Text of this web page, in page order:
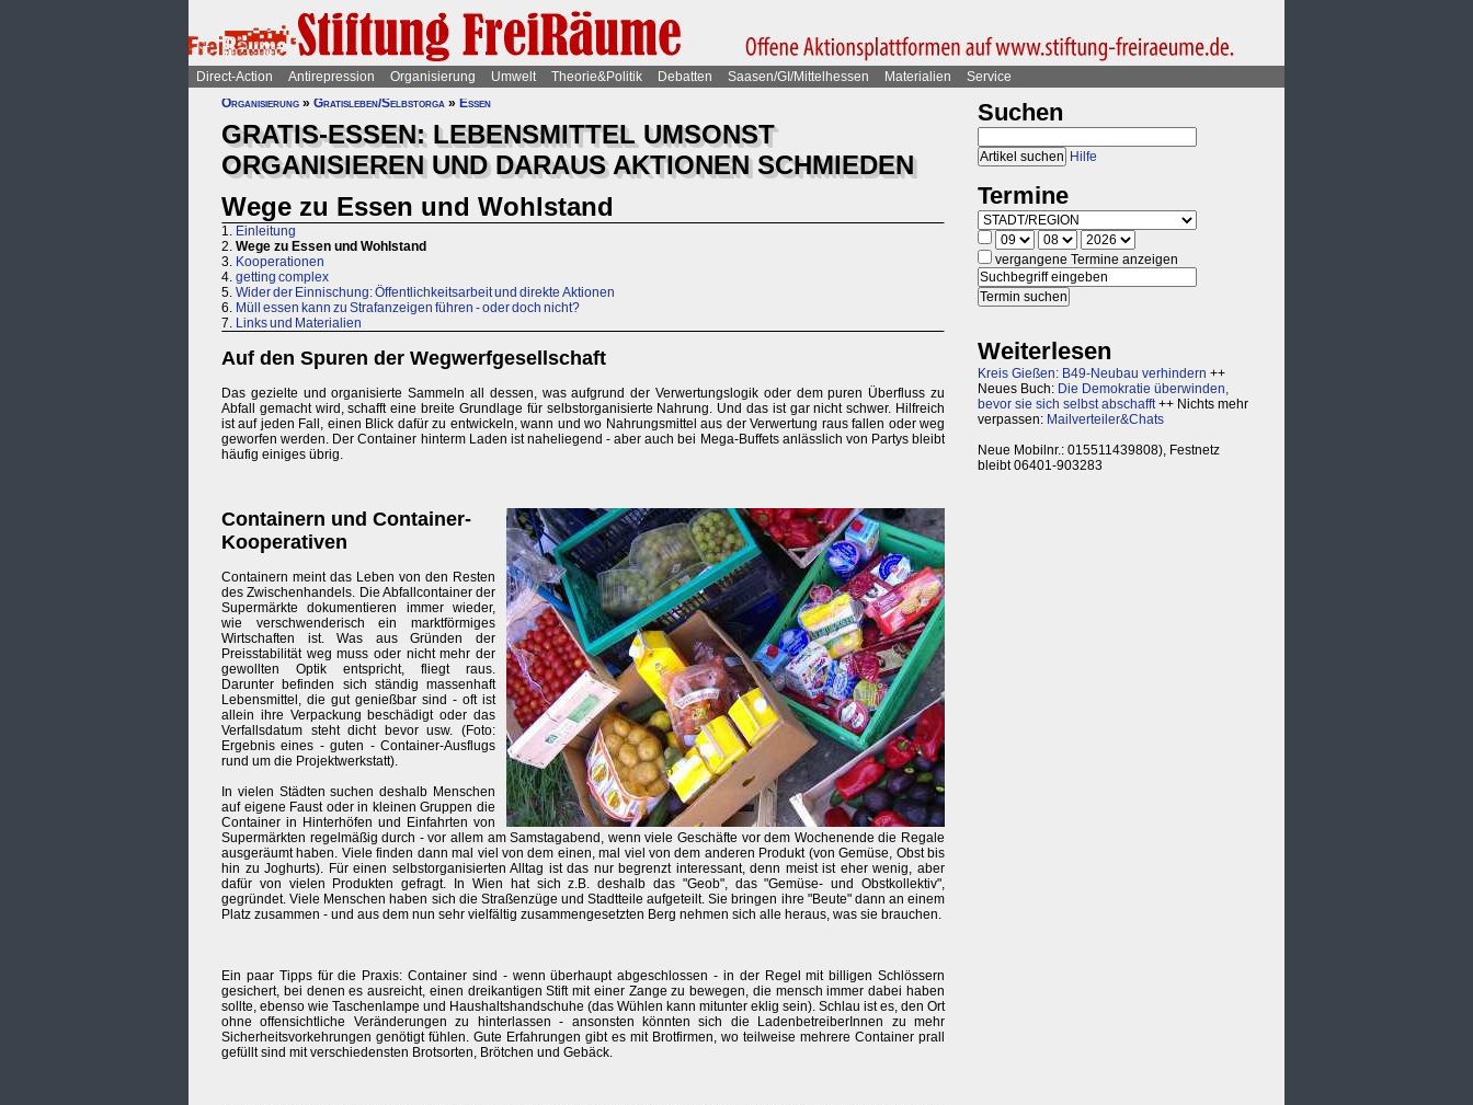
Direct-Action Antirepression Organisierung Umwelt Theorie&Politik Debatten Saasen/GI/Mittelhessen Materialien
Service
Organisierung » Gratisleben/Selbstorga » Essen
GRATIS-ESSEN: LEBENSMITTEL UMSONST
ORGANISIEREN UND DARAUS AKTIONEN SCHMIEDEN
Wege zu Essen und Wohlstand
1. Einleitung
2. Wege zu Essen und Wohlstand
3. Kooperationen
4. getting complex
5. Wider der Einnischung: Öffentlichkeitsarbeit und direkte Aktionen
6. Müll essen kann zu Strafanzeigen führen - oder doch nicht?
7. Links und Materialien
Auf den Spuren der Wegwerfgesellschaft
Das gezielte und organisierte Sammeln all dessen, was aufgrund der Verwertungslogik oder dem puren Überfluss zu
Abfall gemacht wird, schafft eine breite Grundlage für selbstorganisierte Nahrung. Und das ist gar nicht schwer. Hilfreich
ist auf jeden Fall, einen Blick dafür zu entwickeln, wann und wo Nahrungsmittel aus der Verwertung raus fallen oder weg
geworfen werden. Der Container hinterm Laden ist naheliegend - aber auch bei Mega-Buffets anlässlich von Partys bleibt
häufig einiges übrig.
Containern und Container-
Kooperativen
Containern meint das Leben von den Resten
des Zwischenhandels. Die Abfallcontainer der
Supermärkte dokumentieren immer wieder,
wie verschwenderisch ein marktförmiges
Wirtschaften ist. Was aus Gründen der
Preisstabilität weg muss oder nicht mehr der
gewollten Optik entspricht, fliegt raus.
Darunter befinden sich ständig massenhaft
Lebensmittel, die gut genießbar sind - oft ist
allein ihre Verpackung beschädigt oder das
Verfallsdatum steht dicht bevor usw. (Foto:
Ergebnis eines - guten - Container-Ausflugs
rund um die Projektwerkstatt).
In vielen Städten suchen deshalb Menschen
auf eigene Faust oder in kleinen Gruppen die
Container in Hinterhöfen und Einfahrten von
Supermärkten regelmäßig durch - vor allem am Samstagabend, wenn viele Geschäfte vor dem Wochenende die Regale
ausgeräumt haben. Viele finden dann mal viel von dem einen, mal viel von dem anderen Produkt (von Gemüse, Obst bis
hin zu Joghurts). Für einen selbstorganisierten Alltag ist das nur begrenzt interessant, denn meist ist eher wenig, aber
dafür von vielen Produkten gefragt. In Wien hat sich z.B. deshalb das "Geob", das "Gemüse- und Obstkollektiv",
gegründet. Viele Menschen haben sich die Straßenzüge und Stadtteile aufgeteilt. Sie bringen ihre "Beute" dann an einem
Platz zusammen - und aus dem nun sehr vielfältig zusammengesetzten Berg nehmen sich alle heraus, was sie brauchen.
Ein paar Tipps für die Praxis: Container sind - wenn überhaupt abgeschlossen - in der Regel mit billigen Schlössern
gesichert, bei denen es ausreicht, einen dreikantigen Stift mit einer Zange zu bewegen, die mensch immer dabei haben
sollte, ebenso wie Taschenlampe und Haushaltshandschuhe (das Wühlen kann mitunter eklig sein). Schlau ist es, den Ort
ohne offensichtliche Veränderungen zu hinterlassen - ansonsten könnten sich die LadenbetreiberInnen zu mehr
Sicherheitsvorkehrungen genötigt fühlen. Gute Erfahrungen gibt es mit Brotfirmen, wo teilweise mehrere Container prall
gefüllt sind mit verschiedensten Brotsorten, Brötchen und Gebäck.
Suchen
Hilfe
Termine
vergangene Termine anzeigen
Weiterlesen
Kreis Gießen: B49-Neubau verhindern ++
Neues Buch: Die Demokratie überwinden,
bevor sie sich selbst abschafft++ Nichts mehr
verpassen: Mailverteiler&Chats
Neue Mobilnr.: 015511439808), Festnetz
bleibt 06401-903283